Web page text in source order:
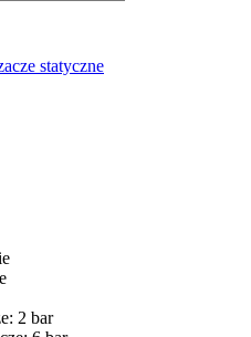
statyczne
2 bar